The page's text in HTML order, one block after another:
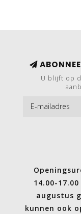
U blijft op
14.00-
augustus
kunnen ook